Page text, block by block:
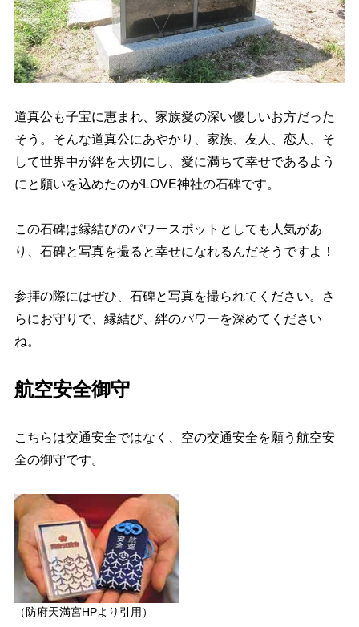
道真公も子宝に恵まれ、家族愛の深い優しいお方だった
そう。そんな道真公にあやかり、家族、友人、恋人、そ
して世界中が絆を大切にし、愛に満ちて幸せであるよう
にと願いを込めたのがLOVE神社の石碑です。
この石碑は縁結びのパワースポットとしても人気があ
り、石碑と写真を撮ると幸せになれるんだそうですよ！
参拝の際にはぜひ、石碑と写真を撮られてください。さ
らにお守りで、縁結び、絆のパワーを深めてください
ね。
航空安全御守
こちらは交通安全ではなく、空の交通安全を願う航空安
全の御守です。
（防府天満宮HPより引用）